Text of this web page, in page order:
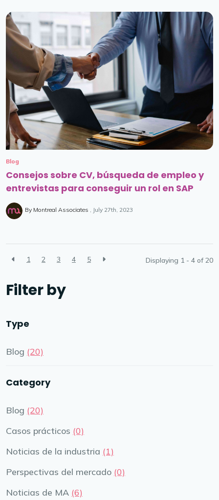
Blog
Consejos sobre CV, búsqueda de empleo y
entrevistas para conseguir un rol en SAP
By Montreal Associates July 27th, 2023
1 2 3 4 5 Displaying 1 - 4 of20
Filter by
Type
Blog (20)
Category
Blog (20)
Casos prácticos (0)
Noticias de la industria (1)
Perspectivas del mercado (0)
Noticias de MA (6)